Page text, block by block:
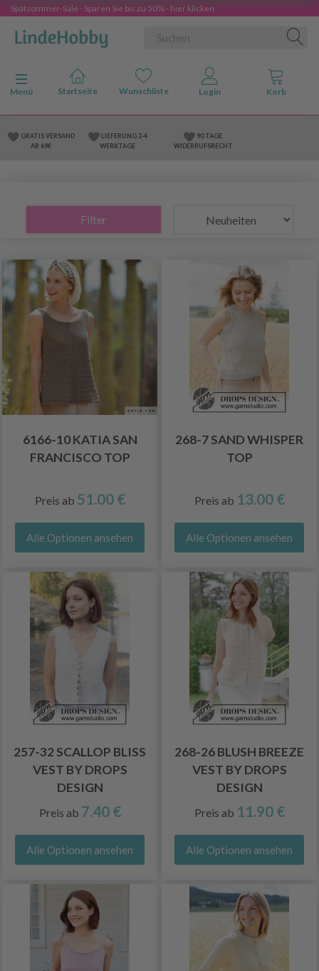
Spätsommer-Sale - Sparen Sie bis zu 50% - hier klicken
Anzeige ändern
Menü
GRATIS VERSAND
AB 69€
LIEFERUNG 2-4
WERKTAGE
90 TAGE
WIDERRUFSRECHT
Filter
6166-10 KATIA SAN
FRANCISCO TOP
Preis ab 51.00 €
Alle Optionen ansehen
268-7 SAND WHISPER
TOP
Preis ab 13.00 €
Alle Optionen ansehen
257-32 SCALLOP BLISS
VEST BY DROPS
DESIGN
Preis ab 7.40 €
Alle Optionen ansehen
268-26 BLUSH BREEZE
VEST BY DROPS
DESIGN
Preis ab 11.90 €
Alle Optionen ansehen